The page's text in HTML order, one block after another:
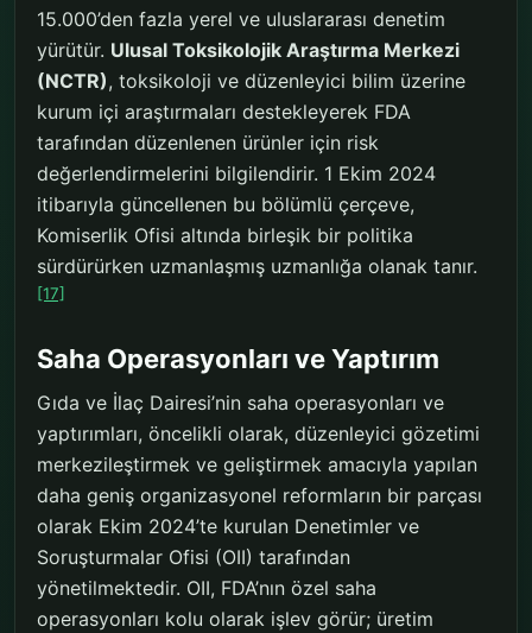
15.000’den fazla yerel ve uluslararası denetim
yürütür. Ulusal Toksikolojik Araştırma Merkezi
(NCTR), toksikoloji ve düzenleyici bilim üzerine
kurum içi araştırmaları destekleyerek FDA
tarafından düzenlenen ürünler için risk
değerlendirmelerini bilgilendirir. 1 Ekim 2024
itibarıyla güncellenen bu bölümlü çerçeve,
Komiserlik Ofisi altında birleşik bir politika
sürdürürken uzmanlaşmış uzmanlığa olanak tanır.
[17]
Saha Operasyonları ve Yaptırım
Gıda ve İlaç Dairesi’nin saha operasyonları ve
yaptırımları, öncelikli olarak, düzenleyici gözetimi
merkezileştirmek ve geliştirmek amacıyla yapılan
daha geniş organizasyonel reformların bir parçası
olarak Ekim 2024’te kurulan Denetimler ve
Soruşturmalar Ofisi (OII) tarafından
yönetilmektedir. OII, FDA’nın özel saha
operasyonları kolu olarak işlev görür; üretim